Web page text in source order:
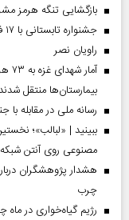
بازگشایی تنگه هرمز
جشنواره تابستانی با ۱۷ فیلم سینمایی و انیمیشن روی آنتن تلویزیون
راویان نصر
بیمارستان‌ها منتقل
رسانه ملی در مقابله
ببینید | «لبالب»؛
مصنوعی روی آنتن
هشدار پژوهشگران
چرب
رژیم گیاه‌خواری در